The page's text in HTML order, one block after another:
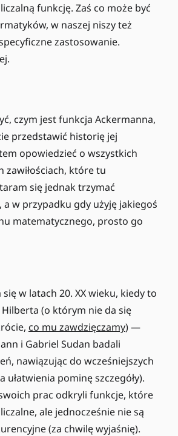
funkcję. Zaś co może być
w naszej niszy też
zastosowanie.
czym jest funkcja Ackermanna,
przedstawić historię jej
opowiedzieć o wszystkich
zawiłościach, które tu
się jednak trzymać
a w przypadku gdy użyję jakiegoś
matematycznego, prosto go
w latach 20. XX wieku, kiedy to
(o którym nie da się
co mu zawdzięczamy) —
i Gabriel Sudan badali
nawiązując do wcześniejszych
ułatwienia pominę szczegóły).
prac odkryli funkcje, które
ale jednocześnie nie są
(za chwilę wyjaśnię).